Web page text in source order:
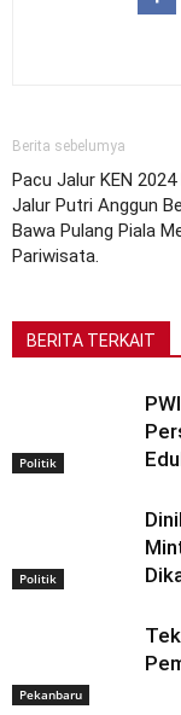
Berita sebelumya
Pacu Jalur KEN
Jalur Putri Anggun
Bawa Pulang Piala
Pariwisata.
BERITA TERKAIT
Politik
Politik
Pekanbaru